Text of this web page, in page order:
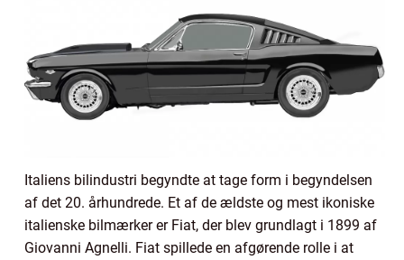
Italiens bilindustri begyndte at tage form i begyndelsen
af det 20. århundrede. Et af de ældste og mest ikoniske
italienske bilmærker er Fiat, der blev grundlagt i 1899 af
Giovanni Agnelli. Fiat spillede en afgørende rolle i at